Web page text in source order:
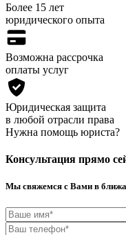
Более 15 лет
юридического опыта
Возможна рассрочка
оплаты услуг
Юридическая защита
в любой отрасли права
Нужна помощь юриста?
Консультация прямо
Мы свяжемся с Вами в